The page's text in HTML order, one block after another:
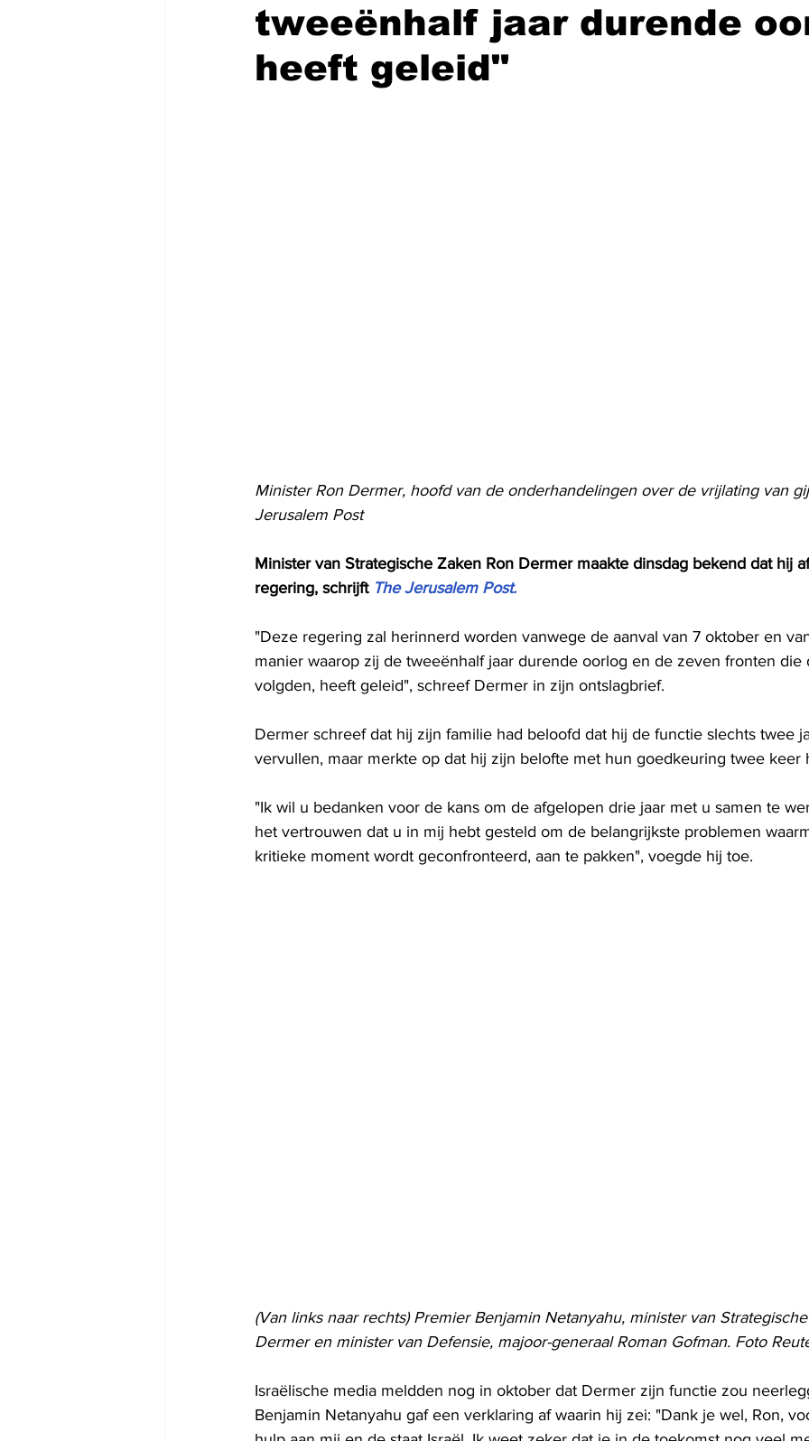
tweeënhalf jaar durende
heeft geleid"
Minister Ron Dermer, hoofd van de onderhandelingen over de vrijlating van
Jerusalem Post
Minister van Strategische Zaken Ron Dermer maakte dinsdag bekend dat hij
regering, schrijft The Jerusalem Post.
"Deze regering zal herinnerd worden vanwege de aanval van 7 oktober en
manier waarop zij de tweeënhalf jaar durende oorlog en de zeven fronten die
volgden, heeft geleid", schreef Dermer in zijn ontslagbrief.
Dermer schreef dat hij zijn familie had beloofd dat hij de functie slechts twee
vervullen, maar merkte op dat hij zijn belofte met hun goedkeuring twee keer
"Ik wil u bedanken voor de kans om de afgelopen drie jaar met u samen te
het vertrouwen dat u in mij hebt gesteld om de belangrijkste problemen
kritieke moment wordt geconfronteerd, aan te pakken", voegde hij toe.
(Van links naar rechts) Premier Benjamin Netanyahu, minister van
Dermer en minister van Defensie, majoor-generaal Roman Gofman. Foto
Israëlische media meldden nog in oktober dat Dermer zijn functie zou
Benjamin Netanyahu gaf een verklaring af waarin hij zei: "Dank je wel, Ron,